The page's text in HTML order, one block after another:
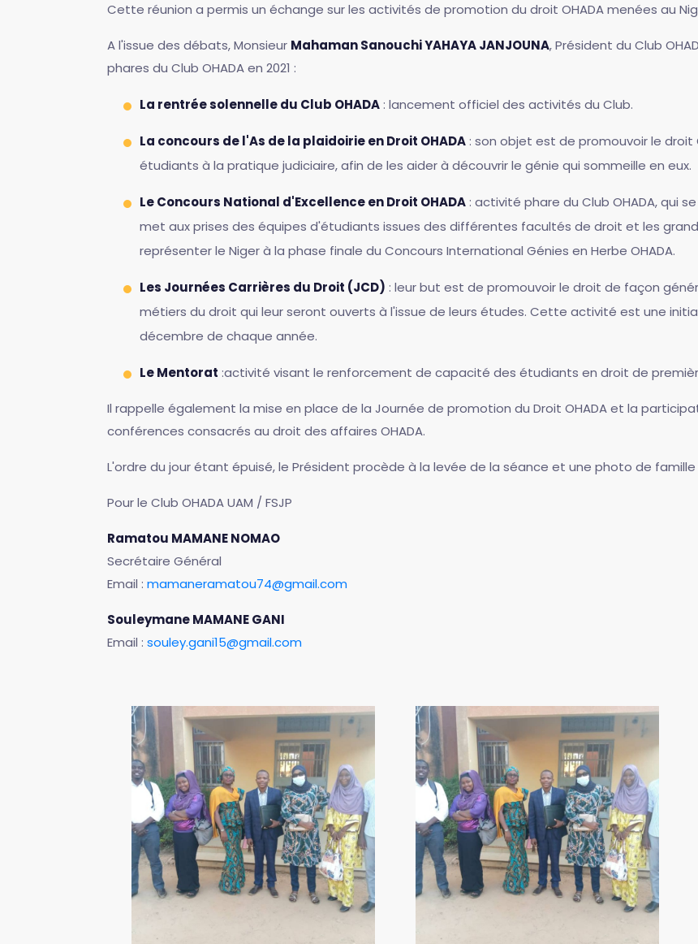
Cette réunion a permis un échange sur les activités de promotion du droit OHADA menées au
A l'issue des débats, Monsieur Mahaman Sanouchi YAHAYA JANJOUNA, Président du Club
phares du Club OHADA en 2021 :
La rentrée solennelle du Club OHADA : lancement officiel des activités du Club.
La concours de l'As de la plaidoirie en Droit OHADA : son objet est de promouvoir le droit
étudiants à la pratique judiciaire, afin de les aider à découvrir le génie qui sommeille en eux.
Le Concours National d'Excellence en Droit OHADA : activité phare du Club OHADA, qui
met aux prises des équipes d'étudiants issues des différentes facultés de droit et les
représenter le Niger à la phase finale du Concours International Génies en Herbe OHADA.
Les Journées Carrières du Droit (JCD) : leur but est de promouvoir le droit de façon
métiers du droit qui leur seront ouverts à l'issue de leurs études. Cette activité est une
décembre de chaque année.
Le Mentorat :activité visant le renforcement de capacité des étudiants en droit de
Il rappelle également la mise en place de la Journée de promotion du Droit OHADA et la
conférences consacrés au droit des affaires OHADA.
L'ordre du jour étant épuisé, le Président procède à la levée de la séance et une photo de
Pour le Club OHADA UAM / FSJP
Ramatou MAMANE NOMAO
Secrétaire Général
Email : mamaneramatou74@gmail.com
Souleymane MAMANE GANI
Email : souley.gani15@gmail.com